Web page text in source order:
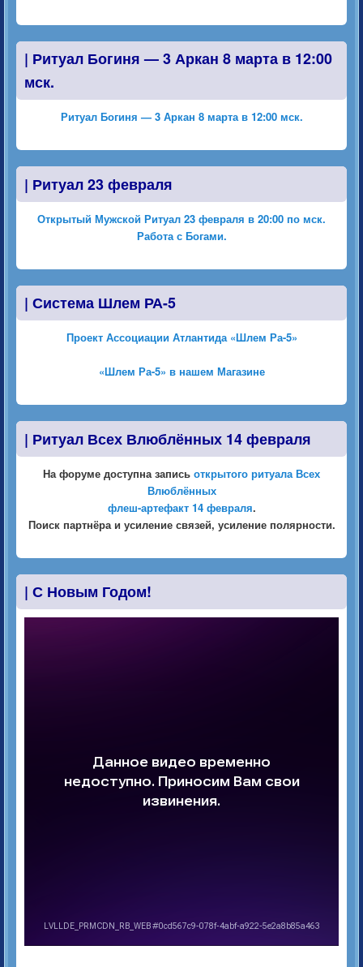
| Ритуал Богиня — 3 Аркан 8 марта в 12:00
мск.
Ритуал Богиня — 3 Аркан 8 марта в 12:00 мск.
| Ритуал 23 февраля
Открытый Мужской Ритуал 23 февраля в 20:00 по мск.
Работа с Богами.
| Система Шлем РА-5
Проект Ассоциации Атлантида «Шлем Ра-5»
«Шлем Ра-5» в нашем Магазине
| Ритуал Всех Влюблённых 14 февраля
На форуме доступна запись открытого ритуала Всех
Влюблённых
флеш-артефакт 14 февраля.
Поиск партнёра и усиление связей, усиление полярности.
| С Новым Годом!